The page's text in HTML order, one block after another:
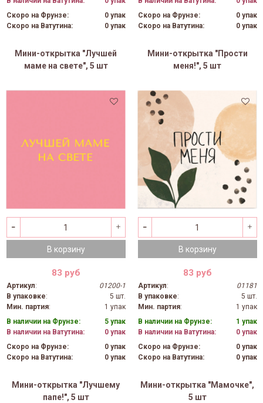
Скоро на Фрунзе:
0 упак
Скоро на Ватутина:
0 упак
Скоро на Фрунзе:
0 упак
Скоро на Ватутина:
0 упак
Мини-открытка "Лучшей
маме на свете", 5 шт
В корзину
83 руб
Артикул:
01200-1
В упаковке:
5 шт.
Мин. партия:
1 упак
В наличии на Фрунзе:
5 упак
В наличии на Ватутина:
0 упак
Скоро на Фрунзе:
0 упак
Скоро на Ватутина:
0 упак
Мини-открытка "Прости
меня!", 5 шт
В корзину
83 руб
Артикул:
01181
В упаковке:
5 шт.
Мин. партия:
1 упак
В наличии на Фрунзе:
1 упак
В наличии на Ватутина:
0 упак
Скоро на Фрунзе:
0 упак
Скоро на Ватутина:
0 упак
Мини-открытка "Лучшему
папе!", 5 шт
Мини-открытка "Мамочке",
5 шт